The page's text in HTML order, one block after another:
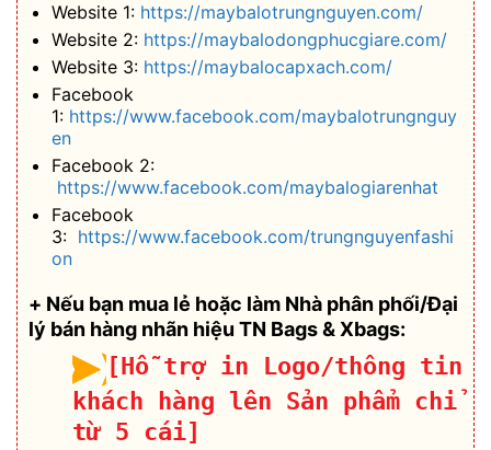
Website 1: https://maybalotrungnguyen.com/
Website 2: https://maybalodongphucgiare.com/
Website 3: https://maybalocapxach.com/
Facebook
1: https://www.facebook.com/maybalotrungnguy
en
Facebook 2:
https://www.facebook.com/maybalogiarenhat
Facebook
3: https://www.facebook.com/trungnguyenfashi
on
+ Nếu bạn mua lẻ hoặc làm Nhà phân phối/Đại
lý bán hàng nhãn hiệu TN Bags & Xbags:
[Hỗ trợ in Logo/thông tin
khách hàng lên Sản phẩm chỉ
từ 5 cái]